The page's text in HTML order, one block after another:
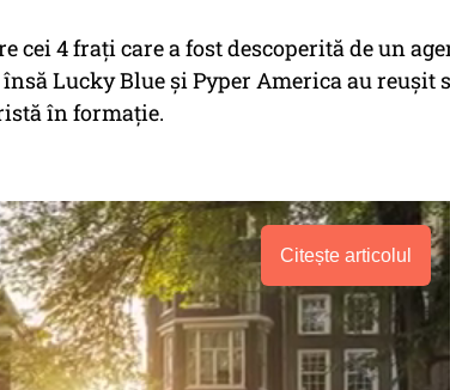
cei 4 frați care a fost descoperită de un
Lucky Blue și Pyper America au reușit
în formație.
Citește articolul